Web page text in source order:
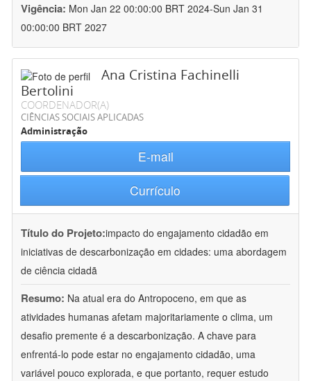
Vigência: Mon Jan 22 00:00:00 BRT 2024-Sun Jan 31
00:00:00 BRT 2027
Ana Cristina Fachinelli
Bertolini
COORDENADOR(A)
CIÊNCIAS SOCIAIS APLICADAS
Administração
E-mail
Currículo
Título do Projeto:impacto do engajamento cidadão em
iniciativas de descarbonização em cidades: uma abordagem
de ciência cidadã
Resumo: Na atual era do Antropoceno, em que as
atividades humanas afetam majoritariamente o clima, um
desafio premente é a descarbonização. A chave para
enfrentá-lo pode estar no engajamento cidadão, uma
variável pouco explorada, e que portanto, requer estudo